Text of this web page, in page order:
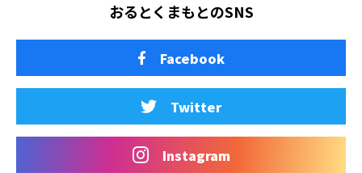
おるとくまもとのSNS
Facebook
Twitter
Instagram